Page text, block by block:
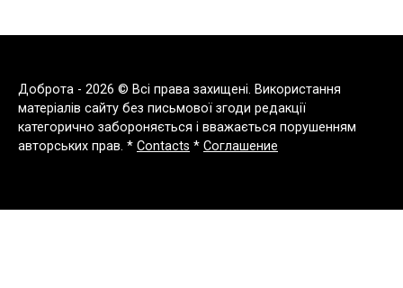
Доброта - 2026 © Всі права захищені. Використання
матеріалів сайту без письмової згоди редакції
категорично забороняється і вважається порушенням
авторських прав. * Contacts * Соглашение